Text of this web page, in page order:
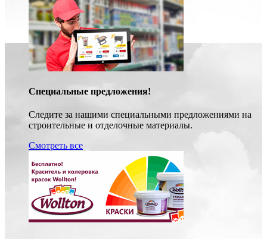
Специальные предложения!
Следите за нашими специальными предложениями на
строительные и отделочные материалы.
Смотреть все